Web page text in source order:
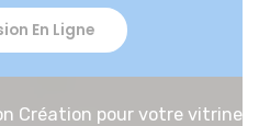
En Ligne
Création pour votre vitrine